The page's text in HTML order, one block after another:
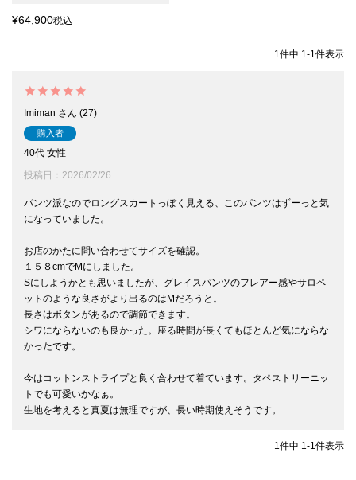
¥64,900税込
1件中 1-1件表示
Imiman 27
購入者
40代 女性
投稿日
2026/02/26
パンツ派なのでロングスカートっぽく見える、このパンツはずーっと気
になっていました。
お店のかたに問い合わせてサイズを確認。
１５８cmでMにしました。
Sにしようかとも思いましたが、グレイスパンツのフレアー感やサロペ
ットのような良さがより出るのはMだろうと。
長さはボタンがあるので調節できます。
シワにならないのも良かった。座る時間が長くてもほとんど気にならな
かったです。
今はコットンストライプと良く合わせて着ています。タペストリーニッ
トでも可愛いかなぁ。
生地を考えると真夏は無理ですが、長い時期使えそうです。
1件中 1-1件表示